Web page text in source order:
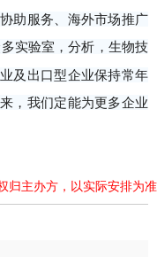
助服务、海外市场推广
实验室，分析，生物技
及出口型企业保持常年
，我们定能为更多企业
归主办方，以实际安排为准